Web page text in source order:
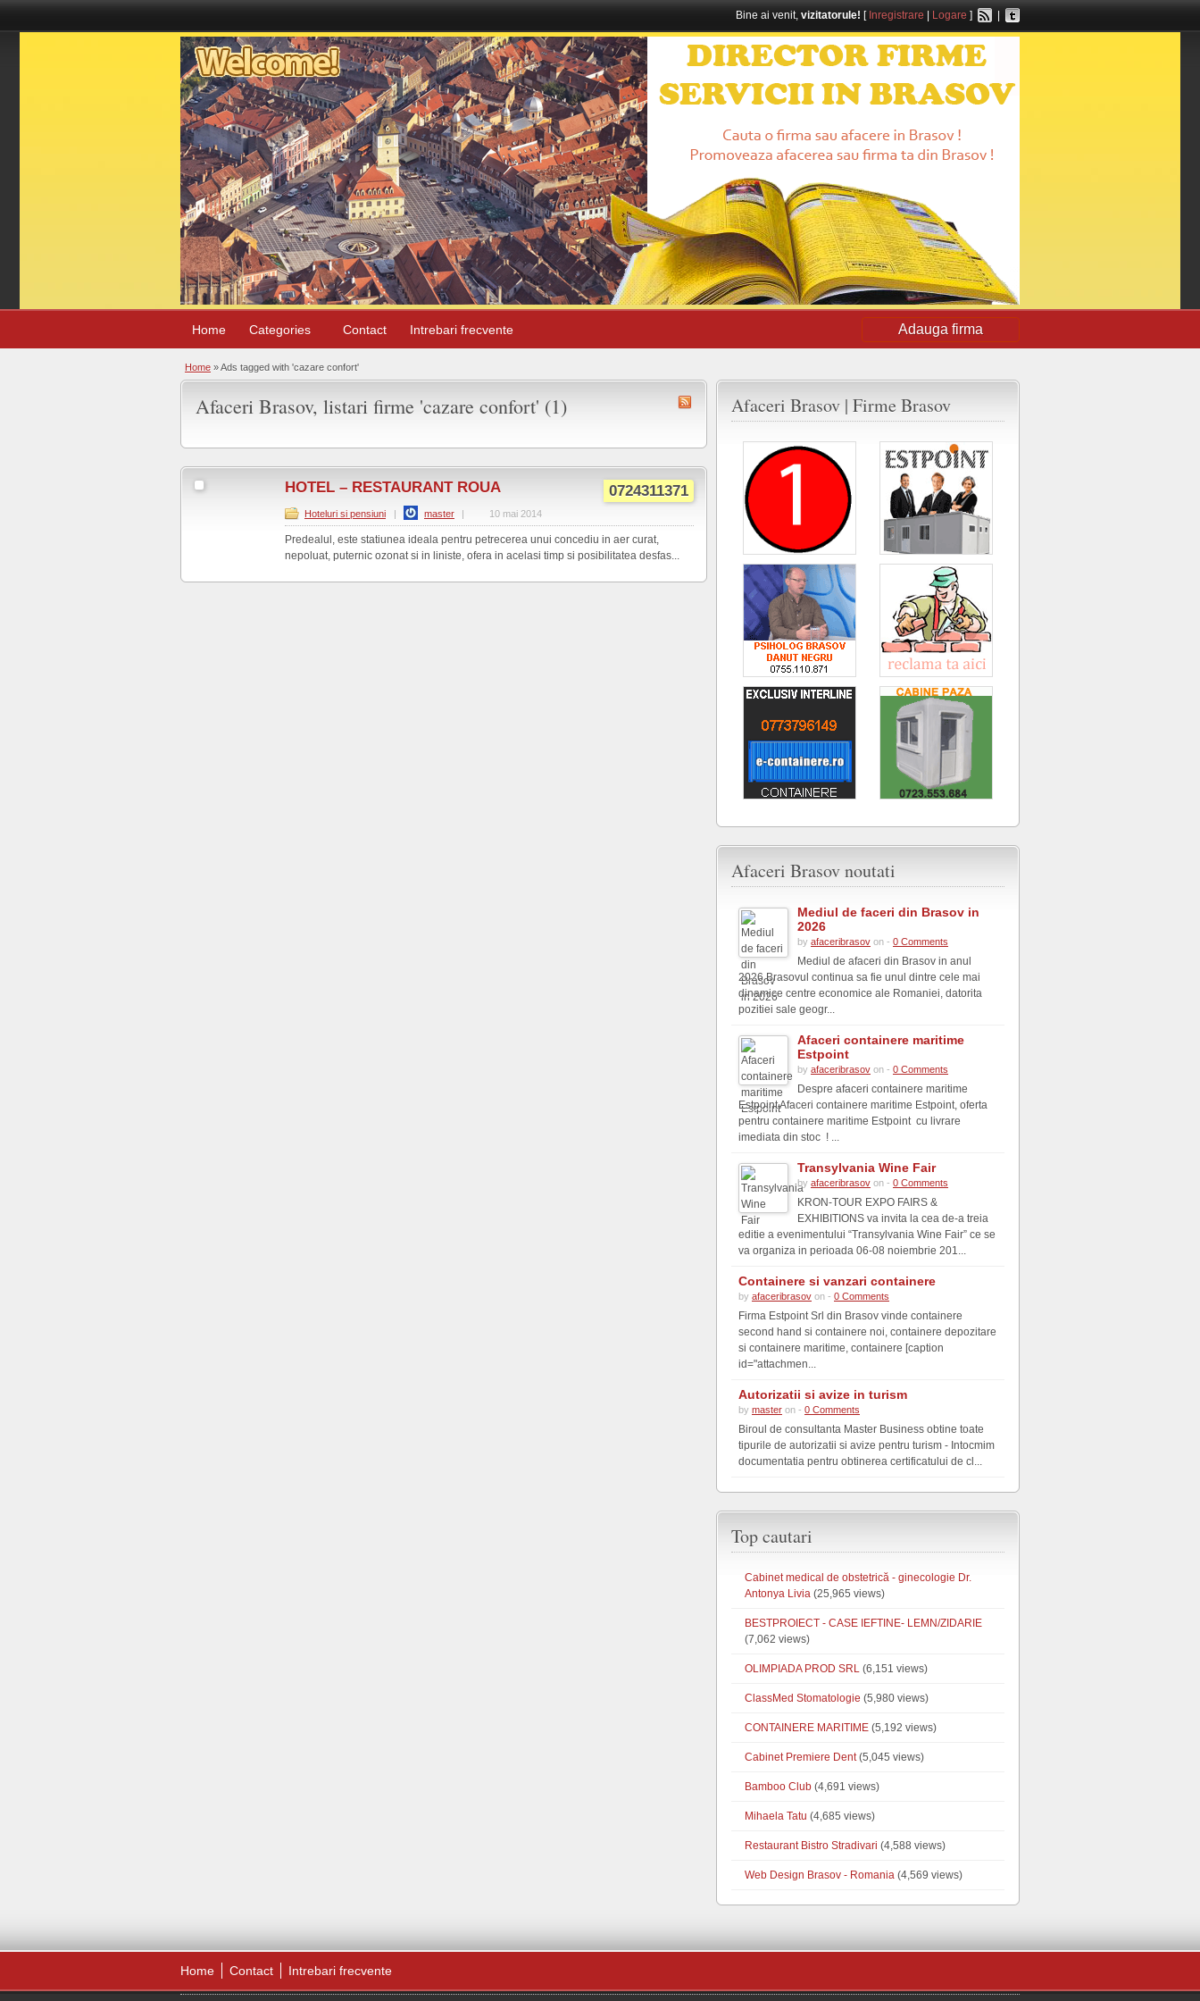
Bine ai venit, vizitatorule! [ Inregistrare Logare ]
Adauga firma
Home Categories Contact Intrebari frecvente
Home »Ads tagged with 'cazare confort'
Afaceri Brasov, listari firme 'cazare confort' (1)
0724311371
HOTEL – RESTAURANT ROUA
Hoteluri si pensiuni | master | 10 mai 2014
Predealul, este statiunea ideala pentru petrecerea unui concediu in aer curat,
nepoluat, puternic ozonat si in liniste, ofera in acelasi timp si posibilitatea desfas...
Afaceri Brasov | Firme Brasov
Afaceri Brasov noutati
Mediul de faceri din Brasov in
2026
by afaceribrasov on - 0 Comments
Mediul de afaceri din Brasov in anul
2026 Brasovul continua sa fie unul dintre cele mai
dinamice centre economice ale Romaniei, datorita
pozitiei sale geogr...
Afaceri containere maritime
Estpoint
by afaceribrasov on - 0 Comments
Despre afaceri containere maritime
Estpoint Afaceri containere maritime Estpoint, oferta
pentru containere maritime Estpoint cu livrare
imediata din stoc ! ...
Transylvania Wine Fair
by afaceribrasov on - 0 Comments
KRON-TOUR EXPO FAIRS &
EXHIBITIONS va invita la cea de-a treia
editie a evenimentului “Transylvania Wine Fair” ce se
va organiza in perioada 06-08 noiembrie 201...
Containere si vanzari containere
by afaceribrasov on - 0 Comments
Firma Estpoint Srl din Brasov vinde containere
second hand si containere noi, containere depozitare
si containere maritime, containere [caption
id="attachmen...
Autorizatii si avize in turism
by master on - 0 Comments
Biroul de consultanta Master Business obtine toate
tipurile de autorizatii si avize pentru turism - Intocmim
documentatia pentru obtinerea certificatului de cl...
Top cautari
Cabinet medical de obstetrică - ginecologie Dr.
Antonya Livia (25,965 views)
BESTPROIECT - CASE IEFTINE- LEMN/ZIDARIE
(7,062 views)
OLIMPIADA PROD SRL (6,151 views)
ClassMed Stomatologie (5,980 views)
CONTAINERE MARITIME (5,192 views)
Cabinet Premiere Dent(5,045 views)
Bamboo Club (4,691 views)
Mihaela Tatu (4,685 views)
Restaurant Bistro Stradivari (4,588 views)
Web Design Brasov - Romania (4,569 views)
Home Contact Intrebari frecvente